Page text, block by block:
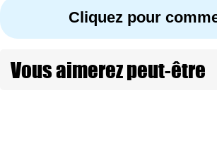
Cliquez pour
Vous aimerez peut-être